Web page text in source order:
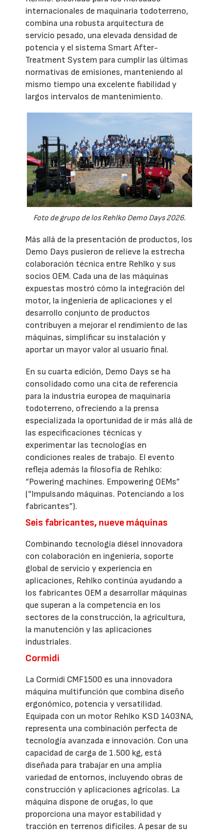
internacionales de maquinaria todoterreno,
combina una robusta arquitectura de
servicio pesado, una elevada densidad de
potencia y el sistema Smart After-
Treatment System para cumplir las últimas
normativas de emisiones, manteniendo al
mismo tiempo una excelente fiabilidad y
largos intervalos de mantenimiento.
Foto de grupo de los Rehlko Demo Days 2026.
Más allá de la presentación de productos, los
Demo Days pusieron de relieve la estrecha
colaboración técnica entre Rehlko y sus
socios OEM. Cada una de las máquinas
expuestas mostró cómo la integración del
motor, la ingeniería de aplicaciones y el
desarrollo conjunto de productos
contribuyen a mejorar el rendimiento de las
máquinas, simplificar su instalación y
aportar un mayor valor al usuario final.
En su cuarta edición, Demo Days se ha
consolidado como una cita de referencia
para la industria europea de maquinaria
todoterreno, ofreciendo a la prensa
especializada la oportunidad de ir más allá de
las especificaciones técnicas y
experimentar las tecnologías en
condiciones reales de trabajo. El evento
refleja además la filosofía de Rehlko:
“Powering machines. Empowering OEMs”
(“Impulsando máquinas. Potenciando a los
fabricantes”).
Seis fabricantes, nueve máquinas
Combinando tecnología diésel innovadora
con colaboración en ingeniería, soporte
global de servicio y experiencia en
aplicaciones, Rehlko continúa ayudando a
los fabricantes OEM a desarrollar máquinas
que superan a la competencia en los
sectores de la construcción, la agricultura,
la manutención y las aplicaciones
industriales.
Cormidi
La Cormidi CMF1500 es una innovadora
máquina multifunción que combina diseño
ergonómico, potencia y versatilidad.
Equipada con un motor Rehlko KSD 1403NA,
representa una combinación perfecta de
tecnología avanzada e innovación. Con una
capacidad de carga de 1.500 kg, está
diseñada para trabajar en una amplia
variedad de entornos, incluyendo obras de
construcción y aplicaciones agrícolas. La
máquina dispone de orugas, lo que
proporciona una mayor estabilidad y
tracción en terrenos difíciles. A pesar de su